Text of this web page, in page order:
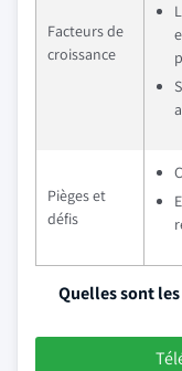
Facteurs de
croissance
Pièges et
défis
Quelles sont